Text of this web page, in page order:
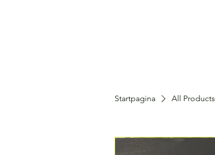
Startpagina All Products